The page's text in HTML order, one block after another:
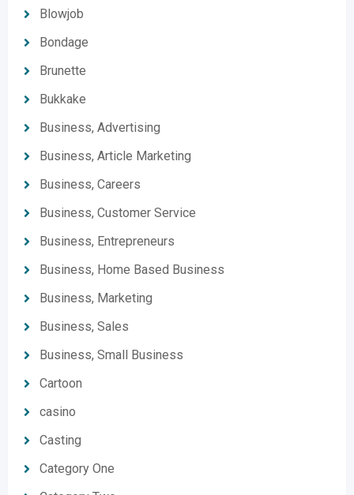
Blowjob
Bondage
Brunette
Bukkake
Business, Advertising
Business, Article Marketing
Business, Careers
Business, Customer Service
Business, Entrepreneurs
Business, Home Based Business
Business, Marketing
Business, Sales
Business, Small Business
Cartoon
casino
Casting
Category One